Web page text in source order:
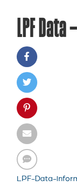
LPF
LPF-Data-